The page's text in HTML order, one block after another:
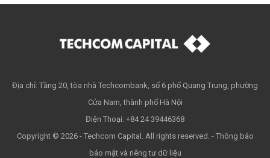
Địa chỉ: Tầng 20, tòa nhà Techcombank, số 6 phố Quang Trung, phường
Cửa Nam, thành phố Hà Nội
Điện Thoại: +84 24 39446368
Copyright © 2026 - Techcom Capital. All rights reserved. - Thông báo
bảo mật và riêng tư dữ liệu